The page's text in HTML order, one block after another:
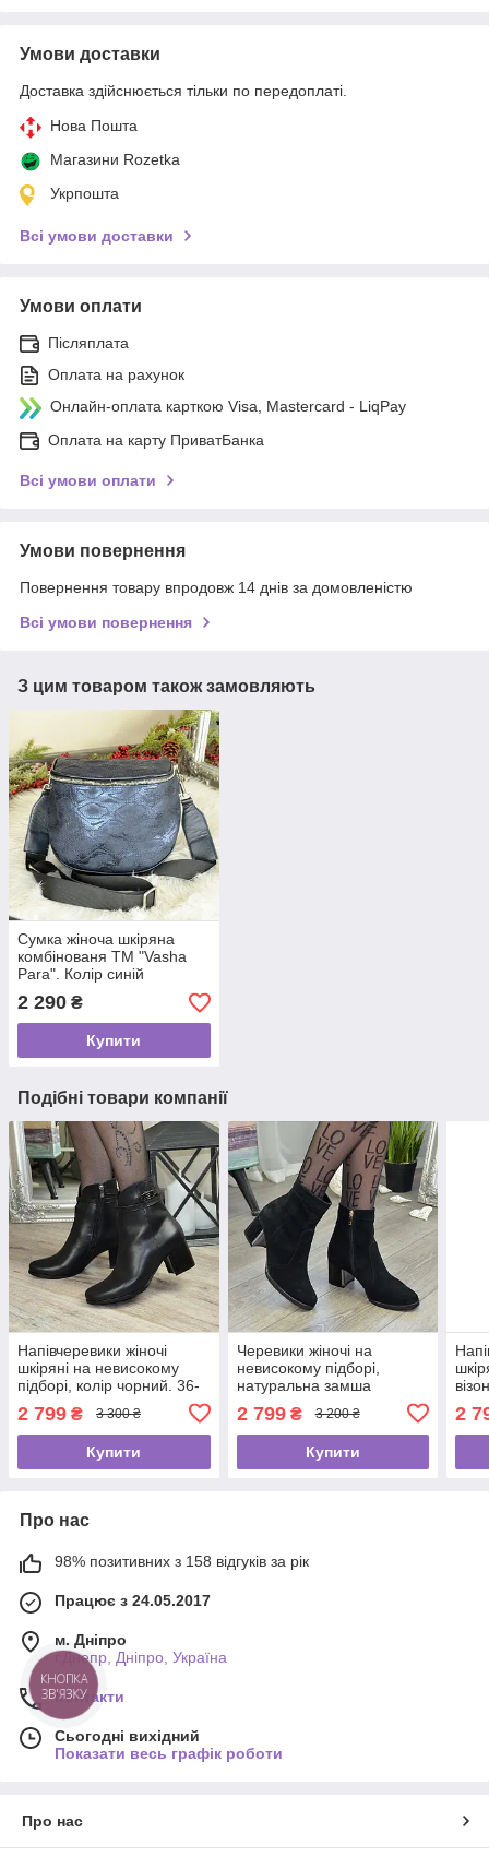
Умови доставки
Доставка здійснюється тільки по передоплаті.
Нова Пошта
Магазини Rozetka
Укрпошта
Всі умови доставки
Умови оплати
Післяплата
Оплата на рахунок
Онлайн-оплата карткою Visa, Mastercard - LiqPay
Оплата на карту ПриватБанка
Всі умови оплати
Умови повернення
Повернення товару впродовж 14 днів за домовленістю
Всі умови повернення
З цим товаром також замовляють
Сумка жіноча шкіряна
комбінованя ТМ "Vasha
Para". Колір синій
2 290 ₴
Купити
Подібні товари компанії
Напівчеревики жіночі
шкіряні на невисокому
підборі, колір чорний. 36-
2 799 ₴ 3 300 ₴
Купити
Черевики жіночі на
невисокому підборі,
натуральна замша
розмір
2 799₴ 3 200 ₴
Купити
2
Про нас
98% позитивних з 158 відгуків за рік
Працює з 24.05.2017
м. Дніпро
г.Днепр, Дніпро, Україна
Контакти
Сьогодні вихідний
Показати весь графік роботи
Про нас
КНОПКА
ЗВ'ЯЗКУ